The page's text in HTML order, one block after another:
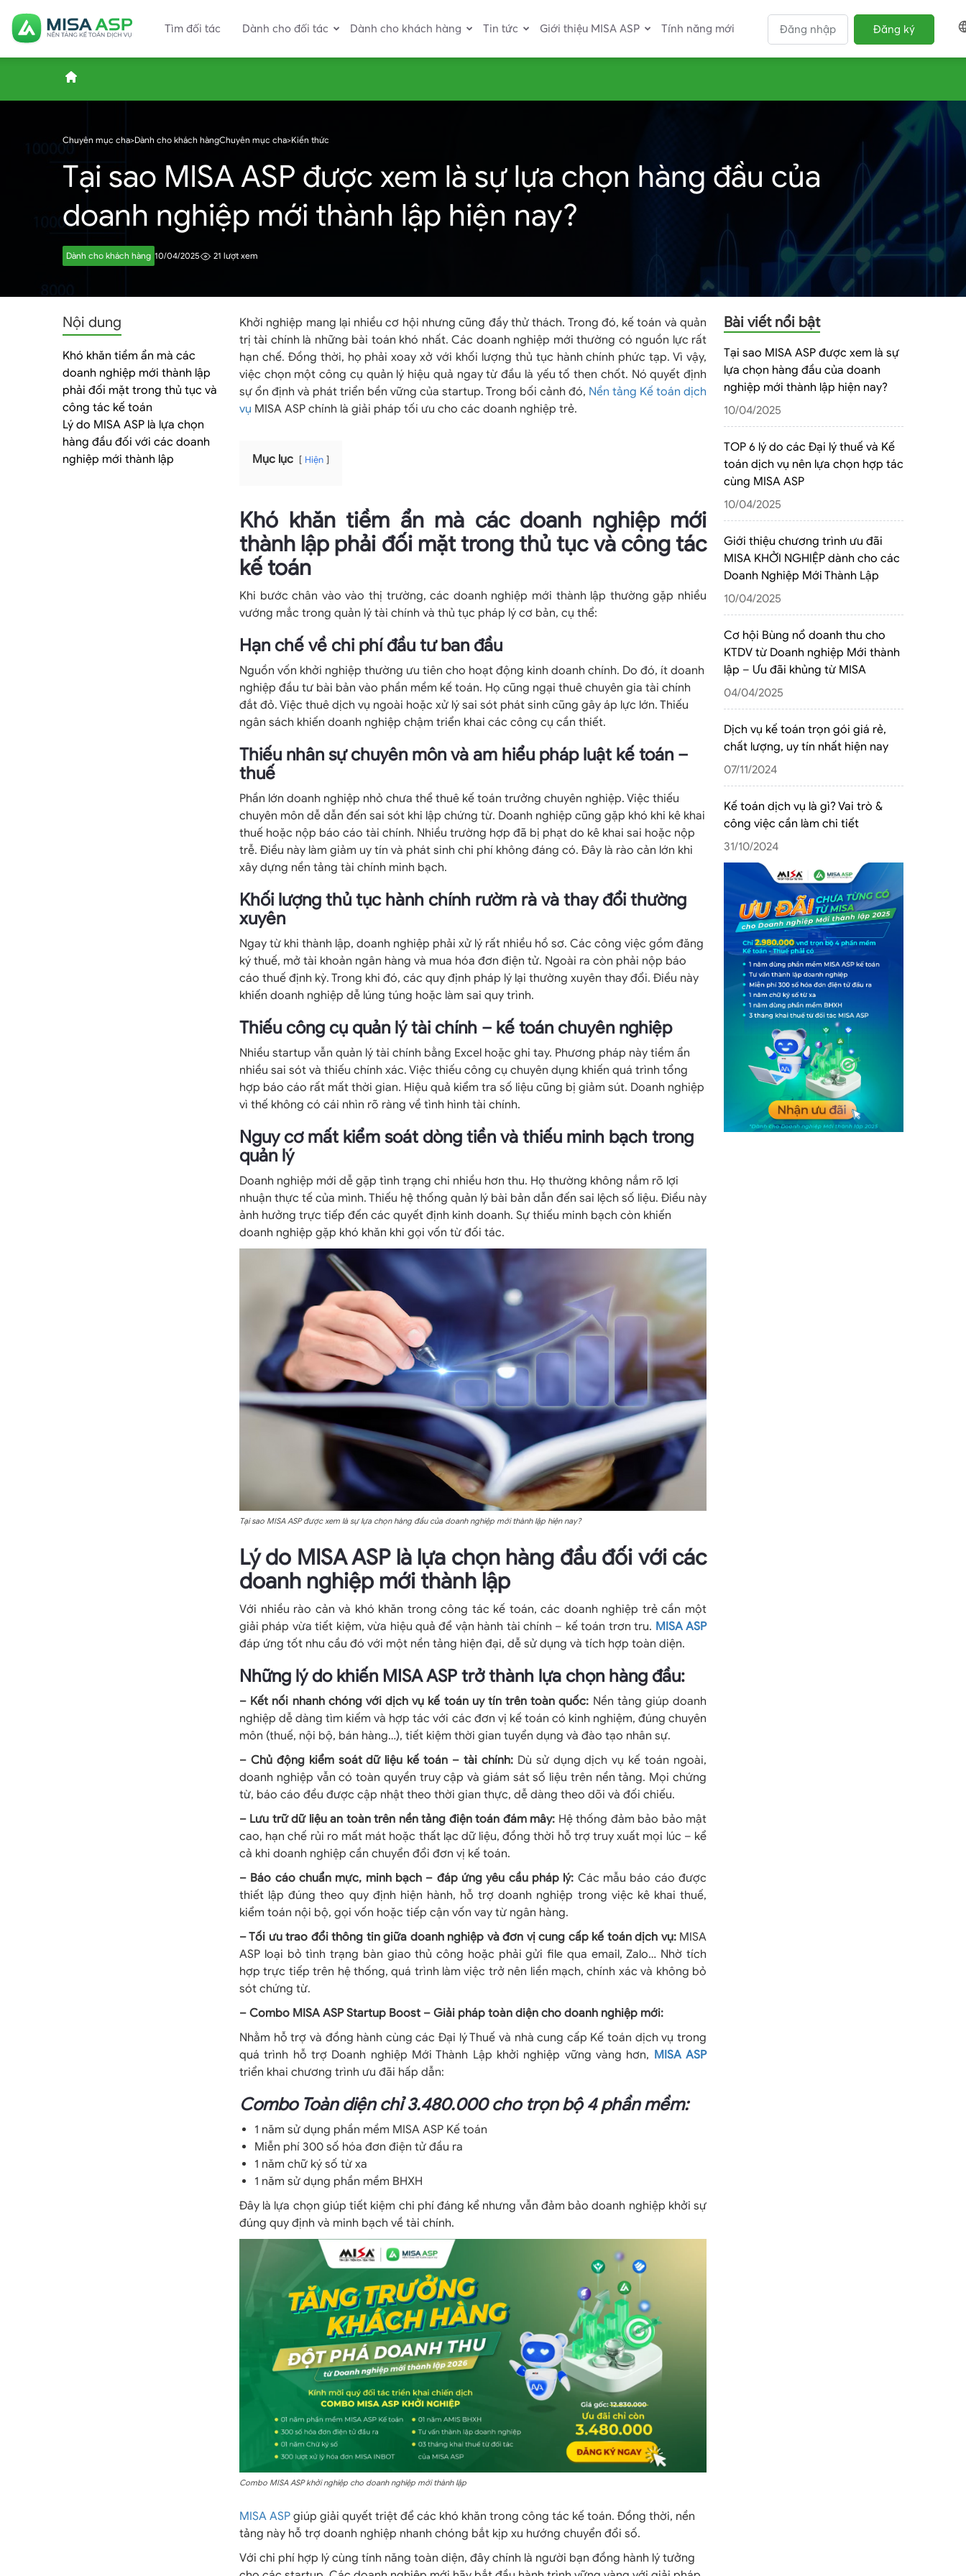
Tìm đối tác Dành cho đối tác Dành cho khách hàng Tin tức Giới thiệu MISA ASP Tính năng mới Đăng nhập Đăng ký
Chuyên mục cha>Dành cho khách hàngChuyên mục cha>Kiến thức
Tại sao MISA ASP được xem là sự lựa chọn hàng đầu của
doanh nghiệp mới thành lập hiện nay?
Dành cho khách hàng 10/04/2025 21 lượt xem
Nội dung
Khó khăn tiềm ẩn mà các
doanh nghiệp mới thành lập
phải đối mặt trong thủ tục và
công tác kế toán
Lý do MISA ASP là lựa chọn
hàng đầu đối với các doanh
nghiệp mới thành lập
Khởi nghiệp mang lại nhiều cơ hội nhưng cũng đầy thử thách. Trong đó, kế toán và quản
trị tài chính là những bài toán khó nhất. Các doanh nghiệp mới thường có nguồn lực rất
hạn chế. Đồng thời, họ phải xoay xở với khối lượng thủ tục hành chính phức tạp. Vì vậy,
việc chọn một công cụ quản lý hiệu quả ngay từ đầu là yếu tố then chốt. Nó quyết định
sự ổn định và phát triển bền vững của startup. Trong bối cảnh đó, Nền tảng Kế toán dịch
vụ MISA ASP chính là giải pháp tối ưu cho các doanh nghiệp trẻ.
Mục lục Hiện
Khó khăn tiềm ẩn mà các doanh nghiệp mới
thành lập phải đối mặt trong thủ tục và công tác
kế toán
Khi bước chân vào vào thị trường, các doanh nghiệp mới thành lập thường gặp nhiều
vướng mắc trong quản lý tài chính và thủ tục pháp lý cơ bản, cụ thể:
Hạn chế về chi phí đầu tư ban đầu
Nguồn vốn khởi nghiệp thường ưu tiên cho hoạt động kinh doanh chính. Do đó, ít doanh
nghiệp đầu tư bài bản vào phần mềm kế toán. Họ cũng ngại thuê chuyên gia tài chính
đắt đỏ. Việc thuê dịch vụ ngoài hoặc xử lý sai sót phát sinh cũng gây áp lực lớn. Thiếu
ngân sách khiến doanh nghiệp chậm triển khai các công cụ cần thiết.
Thiếu nhân sự chuyên môn và am hiểu pháp luật kế toán –
thuế
Phần lớn doanh nghiệp nhỏ chưa thể thuê kế toán trưởng chuyên nghiệp. Việc thiếu
chuyên môn dễ dẫn đến sai sót khi lập chứng từ. Doanh nghiệp cũng gặp khó khi kê khai
thuế hoặc nộp báo cáo tài chính. Nhiều trường hợp đã bị phạt do kê khai sai hoặc nộp
trễ. Điều này làm giảm uy tín và phát sinh chi phí không đáng có. Đây là rào cản lớn khi
xây dựng nền tảng tài chính minh bạch.
Khối lượng thủ tục hành chính rườm rà và thay đổi thường
xuyên
Ngay từ khi thành lập, doanh nghiệp phải xử lý rất nhiều hồ sơ. Các công việc gồm đăng
ký thuế, mở tài khoản ngân hàng và mua hóa đơn điện tử. Ngoài ra còn phải nộp báo
cáo thuế định kỳ. Trong khi đó, các quy định pháp lý lại thường xuyên thay đổi. Điều này
khiến doanh nghiệp dễ lúng túng hoặc làm sai quy trình.
Thiếu công cụ quản lý tài chính – kế toán chuyên nghiệp
Nhiều startup vẫn quản lý tài chính bằng Excel hoặc ghi tay. Phương pháp này tiềm ẩn
nhiều sai sót và thiếu chính xác. Việc thiếu công cụ chuyên dụng khiến quá trình tổng
hợp báo cáo rất mất thời gian. Hiệu quả kiểm tra số liệu cũng bị giảm sút. Doanh nghiệp
vì thế không có cái nhìn rõ ràng về tình hình tài chính.
Nguy cơ mất kiểm soát dòng tiền và thiếu minh bạch trong
quản lý
Doanh nghiệp mới dễ gặp tình trạng chi nhiều hơn thu. Họ thường không nắm rõ lợi
nhuận thực tế của mình. Thiếu hệ thống quản lý bài bản dẫn đến sai lệch số liệu. Điều này
ảnh hưởng trực tiếp đến các quyết định kinh doanh. Sự thiếu minh bạch còn khiến
doanh nghiệp gặp khó khăn khi gọi vốn từ đối tác.
Tại sao MISA ASP được xem là sự lựa chọn hàng đầu của doanh nghiệp mới thành lập hiện nay?
Lý do MISA ASP là lựa chọn hàng đầu đối với các
doanh nghiệp mới thành lập
Với nhiều rào cản và khó khăn trong công tác kế toán, các doanh nghiệp trẻ cần một
giải pháp vừa tiết kiệm, vừa hiệu quả để vận hành tài chính – kế toán trơn tru. MISA ASP
đáp ứng tốt nhu cầu đó với một nền tảng hiện đại, dễ sử dụng và tích hợp toàn diện.
Những lý do khiến MISA ASP trở thành lựa chọn hàng đầu:
– Kết nối nhanh chóng với dịch vụ kế toán uy tín trên toàn quốc: Nền tảng giúp doanh
nghiệp dễ dàng tìm kiếm và hợp tác với các đơn vị kế toán có kinh nghiệm, đúng chuyên
môn (thuế, nội bộ, bán hàng…), tiết kiệm thời gian tuyển dụng và đào tạo nhân sự.
– Chủ động kiểm soát dữ liệu kế toán – tài chính:Dù sử dụng dịch vụ kế toán ngoài,
doanh nghiệp vẫn có toàn quyền truy cập và giám sát số liệu trên nền tảng. Mọi chứng
từ, báo cáo đều được cập nhật theo thời gian thực, dễ dàng theo dõi và đối chiếu.
– Lưu trữ dữ liệu an toàn trên nền tảng điện toán đám mây: Hệ thống đảm bảo bảo mật
cao, hạn chế rủi ro mất mát hoặc thất lạc dữ liệu, đồng thời hỗ trợ truy xuất mọi lúc – kể
cả khi doanh nghiệp cần chuyển đổi đơn vị kế toán.
– Báo cáo chuẩn mực, minh bạch – đáp ứng yêu cầu pháp lý: Các mẫu báo cáo được
thiết lập đúng theo quy định hiện hành, hỗ trợ doanh nghiệp trong việc kê khai thuế,
kiểm toán nội bộ, gọi vốn hoặc tiếp cận vốn vay từ ngân hàng.
– Tối ưu trao đổi thông tin giữa doanh nghiệp và đơn vị cung cấp kế toán dịch vụ: MISA
ASP loại bỏ tình trạng bàn giao thủ công hoặc phải gửi file qua email, Zalo… Nhờ tích
hợp trực tiếp trên hệ thống, quá trình làm việc trở nên liền mạch, chính xác và không bỏ
sót chứng từ.
– Combo MISA ASP Startup Boost – Giải pháp toàn diện cho doanh nghiệp mới:
Nhằm hỗ trợ và đồng hành cùng các Đại lý Thuế và nhà cung cấp Kế toán dịch vụ trong
quá trình hỗ trợ Doanh nghiệp Mới Thành Lập khởi nghiệp vững vàng hơn, MISA ASP
triển khai chương trình ưu đãi hấp dẫn:
Combo Toàn diện chỉ 3.480.000 cho trọn bộ 4 phần mềm:
1 năm sử dụng phần mềm MISA ASP Kế toán
Miễn phí 300 số hóa đơn điện tử đầu ra
1 năm chữ ký số từ xa
1 năm sử dụng phần mềm BHXH
Đây là lựa chọn giúp tiết kiệm chi phí đáng kể nhưng vẫn đảm bảo doanh nghiệp khởi sự
đúng quy định và minh bạch về tài chính.
Combo MISA ASP khởi nghiệp cho doanh nghiệp mới thành lập
MISA ASP giúp giải quyết triệt để các khó khăn trong công tác kế toán. Đồng thời, nền
tảng này hỗ trợ doanh nghiệp nhanh chóng bắt kịp xu hướng chuyển đổi số.
Với chi phí hợp lý cùng tính năng toàn diện, đây chính là người bạn đồng hành lý tưởng
Bài viết nổi bật
Tại sao MISA ASP được xem là sự
lựa chọn hàng đầu của doanh
nghiệp mới thành lập hiện nay?
10/04/2025
TOP 6 lý do các Đại lý thuế và Kế
toán dịch vụ nên lựa chọn hợp tác
cùng MISA ASP
10/04/2025
Giới thiệu chương trình ưu đãi
MISA KHỞI NGHIỆP dành cho các
Doanh Nghiệp Mới Thành Lập
10/04/2025
Cơ hội Bùng nổ doanh thu cho
KTDV từ Doanh nghiệp Mới thành
lập – Ưu đãi khủng từ MISA
04/04/2025
Dịch vụ kế toán trọn gói giá rẻ,
chất lượng, uy tín nhất hiện nay
07/11/2024
Kế toán dịch vụ là gì? Vai trò &
công việc cần làm chi tiết
31/10/2024